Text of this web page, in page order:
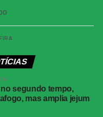
segundo tempo,
mas amplia jejum